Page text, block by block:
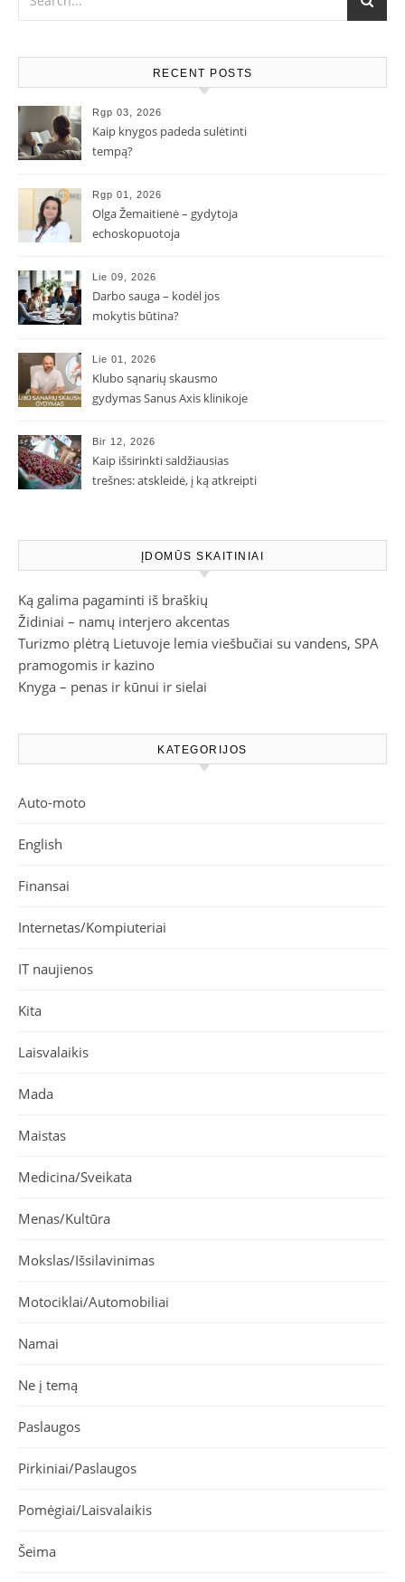
RECENT POSTS
Rgp 03, 2026
Kaip knygos padeda sulėtinti
tempą?
Rgp 01, 2026
Olga Žemaitienė – gydytoja
echoskopuotoja
Lie 09, 2026
Darbo sauga – kodėl jos
mokytis būtina?
Lie 01, 2026
Klubo sąnarių skausmo
gydymas Sanus Axis klinikoje
Bir 12, 2026
Kaip išsirinkti saldžiausias
trešnes: atskleidė, į ką atkreipti
ĮDOMŪS SKAITINIAI
Ką galima pagaminti iš braškių
Židiniai – namų interjero akcentas
Turizmo plėtrą Lietuvoje lemia viešbučiai su vandens, SPA
pramogomis ir kazino
Knyga – penas ir kūnui ir sielai
KATEGORIJOS
Auto-moto
English
Finansai
Internetas/Kompiuteriai
IT naujienos
Kita
Laisvalaikis
Mada
Maistas
Medicina/Sveikata
Menas/Kultūra
Mokslas/Išsilavinimas
Motociklai/Automobiliai
Namai
Ne į temą
Paslaugos
Pirkiniai/Paslaugos
Pomėgiai/Laisvalaikis
Šeima